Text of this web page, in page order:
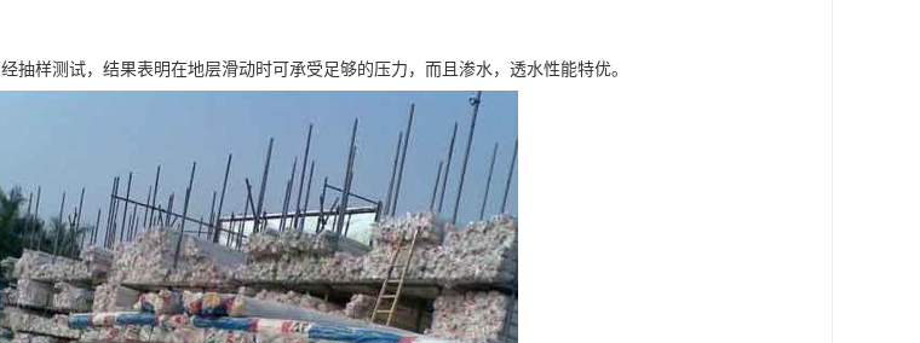
抽样测试，结果表明在地层滑动时可承受足够的压力，而且渗水，透水性能特优。